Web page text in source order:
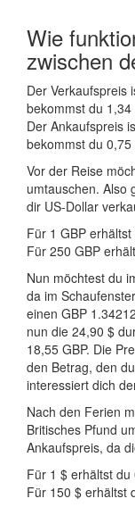
Wie
zwischen
Der Verkaufspreis
bekommst du 1,34
Der Ankaufspreis
bekommst du 0,75
Vor der Reise
umtauschen. Also
dir US-Dollar
Für 1 GBP
Für 250 GBP
Nun möchtest du
da im
einen GBP
nun die 24,90 $
18,55 GBP. Die
den Betrag, den
interessiert dich
Nach den Ferien
Britisches Pfund
Ankaufspreis, da
Für 1 $ erhältst du
Für 150 $ erhältst